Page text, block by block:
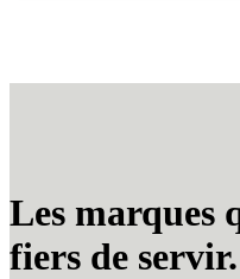
Les marques
fiers de servir.